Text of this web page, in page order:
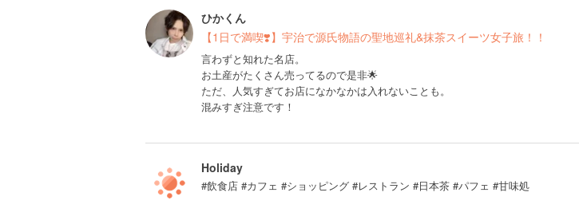
ひかくん
【1日で満喫❣️】宇治で源氏物語の聖地巡礼&抹茶スイーツ女子旅！！
言わずと知れた名店。
お土産がたくさん売ってるので是非🌟
ただ、人気すぎてお店になかなかは入れないことも。
混みすぎ注意です！
Holiday
#飲食店 #カフェ #ショッピング #レストラン #日本茶 #パフェ #甘味処